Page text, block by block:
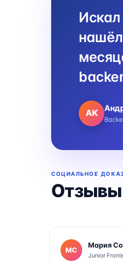
АК
СОЦИАЛЬНОЕ
Отзывы
МС
Мария
Junior